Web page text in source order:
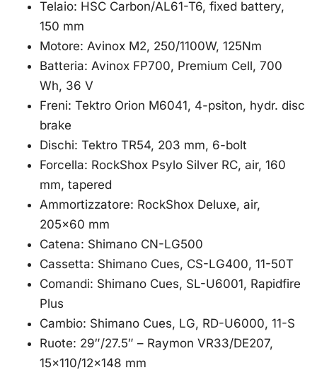
Telaio: HSC Carbon/AL61-T6, fixed battery,
150 mm
Motore: Avinox M2, 250/1100W, 125Nm
Batteria: Avinox FP700, Premium Cell, 700
Wh, 36 V
Freni: Tektro Orion M6041, 4-psiton, hydr. disc
brake
Dischi: Tektro TR54, 203 mm, 6-bolt
Forcella: RockShox Psylo Silver RC, air, 160
mm, tapered
Ammortizzatore: RockShox Deluxe, air,
205×60 mm
Catena: Shimano CN-LG500
Cassetta: Shimano Cues, CS-LG400, 11-50T
Comandi: Shimano Cues, SL-U6001, Rapidfire
Plus
Cambio: Shimano Cues, LG, RD-U6000, 11-S
Ruote: 29″/27.5″ – Raymon VR33/DE207,
15×110/12×148 mm